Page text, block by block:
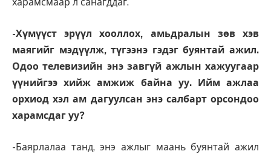
харамсмаар л санагддаг.
-Хүмүүст эрүүл хооллох, амьдралын зөв хэв
маягийг мэдүүлж, түгээнэ гэдэг буянтай ажил.
Одоо телевизийн энэ завгүй ажлын хажуугаар
үүнийгээ хийж амжиж байна уу. Ийм ажлаа
орхиод хэл ам дагуулсан энэ салбарт орсондоо
харамсдаг уу?
-Баярлалаа танд, энэ ажлыг маань буянтай ажил